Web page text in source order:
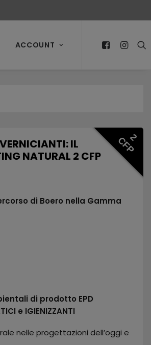
ACCOUNT
2
CFP
IL
NATURAL 2 CFP
di Boero nella Gamma
di prodotto EPD
e IGIENIZZANTI
nelle progettazioni dell’oggi e